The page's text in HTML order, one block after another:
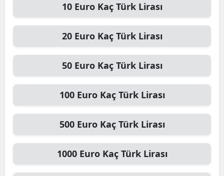
10 EuroKaç Türk Lirası
20 EuroKaç Türk Lirası
50 EuroKaç Türk Lirası
100 EuroKaç Türk Lirası
500 EuroKaç Türk Lirası
1000 EuroKaç Türk Lirası